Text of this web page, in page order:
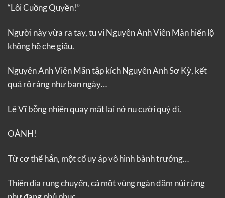
“Lôi Cuồng Quyền!”
Người này vừa ra tay, tu vi Nguyên Anh Viên Mãn hiển lộ
không hề che giấu.
Nguyên Anh Viên Mãn tập kích Nguyên Anh Sơ Kỳ, kết
quả rõ ràng như ban ngày…
Lê Vĩ bỗng nhiên quay mặt lại nở nụ cười quỷ dị.
OÀNH!
Từ cơ thể hắn, một cổ uy áp vô hình bành trướng…
Thiên địa rung chuyển, cả một vùng ngàn dặm núi rừng